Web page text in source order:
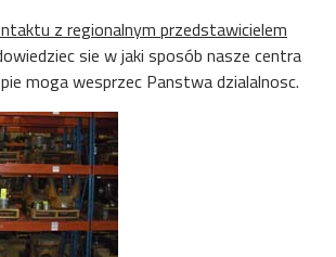
z regionalnym przedstawicielem
sie w jaki sposób nasze centra
moga wesprzec Panstwa dzialalnosc.